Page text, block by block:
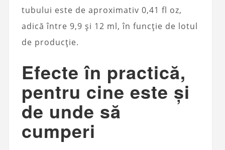
tubului este de aproximativ 0,41 fl oz,
adică între 9,9 și 12 ml, în funcție de lotul
de producție.
Efecte în practică,
pentru cine este și
de unde să
cumperi